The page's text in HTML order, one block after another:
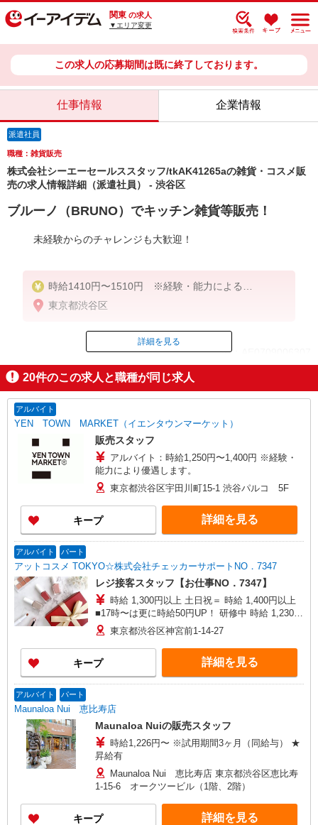
関東 の求人
▼エリア変更
この求人の応募期間は既に終了しております。
仕事情報 企業情報
派遣社員
職種：雑貨販売
株式会社シーエーセールススタッフ/tkAK41265aの雑貨・コスメ販
売の求人情報詳細（派遣社員） - 渋谷区
ブルーノ（BRUNO）でキッチン雑貨等販売！
未経験からのチャレンジも大歓迎！
時給1410円〜1510円 ※経験・能力による
上記給与＋時間外勤務手当＋交通費支給◎
東京都渋谷区
ID：AE0709006307
掲載期間終了
詳細を見る
20件のこの求人と職種が同じ求人
アルバイト
YEN TOWN MARKET（イエンタウンマーケット）
販売スタッフ
アルバイト：時給1,250円〜1,400円 ※経験・
能力により優遇します。
東京都渋谷区宇田川町15-1 渋谷パルコ 5F
キープ 詳細を見る
アルバイト パート
アットコスメ TOKYO☆株式会社チェッカーサポートNO．7347
レジ接客スタッフ【お仕事NO．7347】
時給 1,300円以上 土日祝＝ 時給 1,400円以上
■17時〜は更に時給50円UP！ 研修中 時給 1,230円
(研修期間 40 時間 )
東京都渋谷区神宮前1-14-27
キープ 詳細を見る
アルバイト パート
Maunaloa Nui 恵比寿店
Maunaloa Nuiの販売スタッフ
時給1,226円〜 ※試用期間3ヶ月（同給与） ★
昇給有
Maunaloa Nui 恵比寿店 東京都渋谷区恵比寿
1-15-6 オークツービル（1階、2階）
キープ 詳細を見る